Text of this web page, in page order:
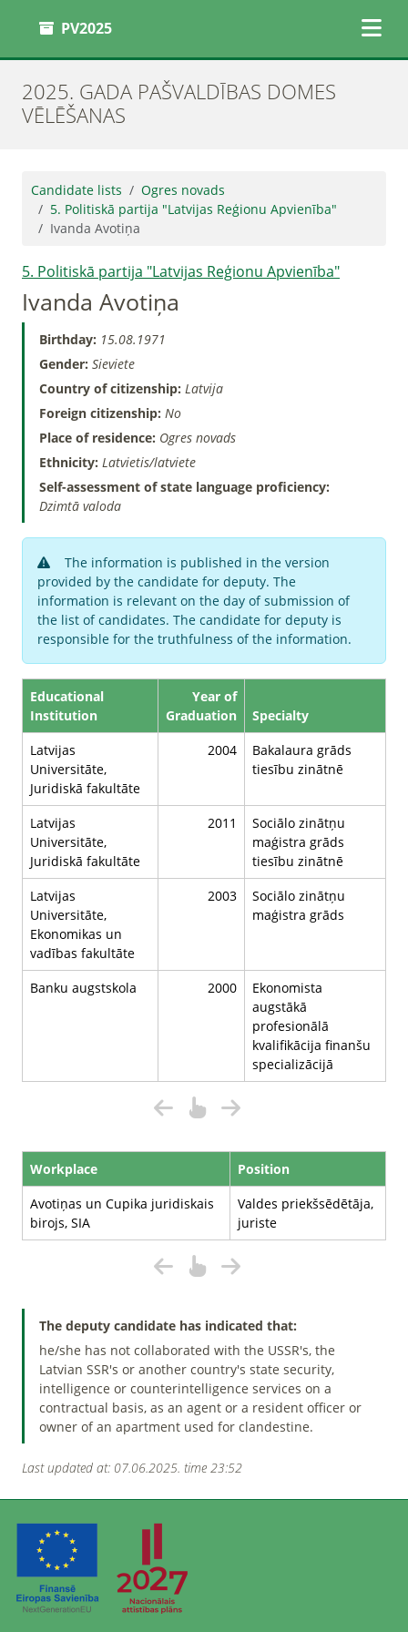
PV2025
2025. GADA PAŠVALDĪBAS DOMES
VĒLĒŠANAS
Candidate lists
Ogres novads
5. Politiskā partija "Latvijas Reģionu Apvienība"
Ivanda Avotiņa
5. Politiskā partija "Latvijas Reģionu Apvienība"
Ivanda Avotiņa
Birthday: 15.08.1971
Gender: Sieviete
Country of citizenship: Latvija
Foreign citizenship: No
Place of residence: Ogres novads
Ethnicity: Latvietis/latviete
Self-assessment of state language proficiency:
Dzimtā valoda
The information is published in the version
provided by the candidate for deputy. The
information is relevant on the day of submission of
the list of candidates. The candidate for deputy is
responsible for the truthfulness of the information.
Educational
Institution
Year of
Graduation
Specialty
Latvijas
Universitāte,
Juridiskā fakultāte
2004
Bakalaura grāds
tiesību zinātnē
Latvijas
Universitāte,
Juridiskā fakultāte
2011
Sociālo zinātņu
maģistra grāds
tiesību zinātnē
Latvijas
Universitāte,
Ekonomikas un
vadības fakultāte
2003
Sociālo zinātņu
maģistra grāds
Banku augstskola 2000
Ekonomista
augstākā
profesionālā
kvalifikācija finanšu
specializācijā
Workplace
Position
Avotiņas un Cupika juridiskais
birojs, SIA
Valdes priekšsēdētāja,
juriste
The deputy candidate has indicated that:
he/she has not collaborated with the USSR's, the
Latvian SSR's or another country's state security,
intelligence or counterintelligence services on a
contractual basis, as an agent or a resident officer or
owner of an apartment used for clandestine.
Last updated at: 07.06.2025. time 23:52